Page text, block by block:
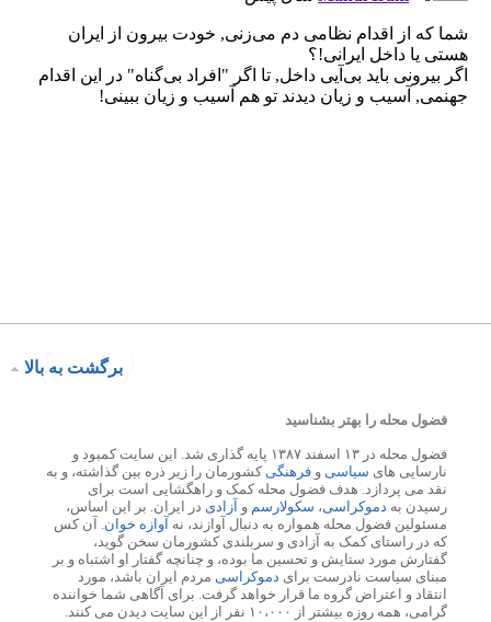
برگشت به بالا
فضول محله را بهتر بشناسید
فضول محله در ۱۳ اسفند ۱۳۸۷ پایه گذاری شد. این سایت کمبود و
نارسایی های سیاسی و فرهنگیکشورمان را زیر ذره بین گذاشته، و به
نقد می پردازد. هدف فضول محله کمک و راهگشایی است برای
رسیدن به دموکراسی، سکولارسم و آزادی در ایران. بر این اساس،
مسئولین فضول محله همواره به دنبال آوازند، نه آوازه خوان. آن کس
که در راستای کمک به آزادی و سربلندی کشورمان سخن گوید،
گفتارش مورد ستایش و تحسین ما بوده، و چنانچه گفتار او اشتباه و بر
مبنای سیاست نادرست برای دموکراسی مردم ایران باشد، مورد
انتقاد و اعتراض گروه ما قرار خواهد گرفت. برای آگاهی شما خواننده
گرامی، همه روزه بیشتر از ۱۰،۰۰۰ نفر از این سایت دیدن می کنند.